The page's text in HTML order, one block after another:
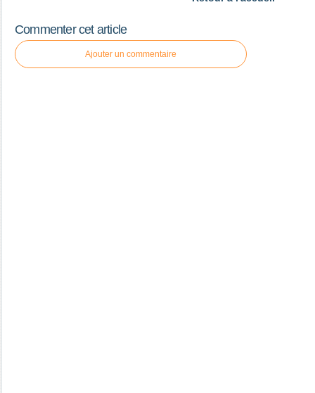
Commenter cet article
Ajouter un commentaire